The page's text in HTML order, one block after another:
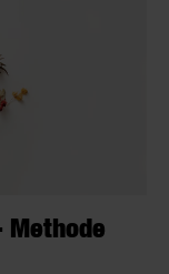
Methode